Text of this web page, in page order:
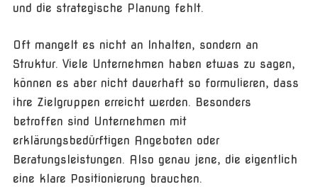
und die strategische Planung fehlt.
Oft mangelt es nicht an Inhalten, sondern an
Struktur. Viele Unternehmen haben etwas zu sagen,
können es aber nicht dauerhaft so formulieren, dass
ihre Zielgruppen erreicht werden. Besonders
betroffen sind Unternehmen mit
erklärungsbedürftigen Angeboten oder
Beratungsleistungen. Also genau jene, die eigentlich
eine klare Positionierung brauchen.